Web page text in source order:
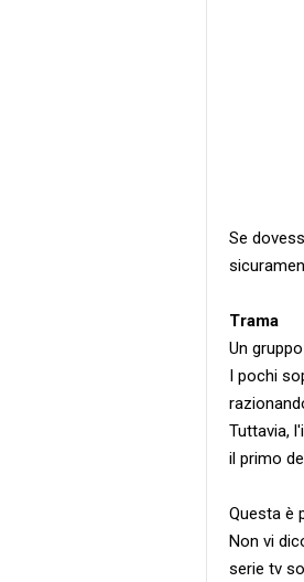
Se
Trama
Un
I pochi
Tuttavia,
il primo
Questa è
Non vi
serie tv